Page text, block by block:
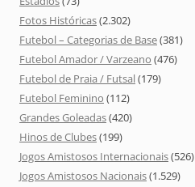
Fotos Históricas(2.302)
Futebol – Categorias de Base(381)
Futebol Amador / Varzeano (476)
Futebol de Praia / Futsal(179)
Futebol Feminino (112)
Grandes Goleadas(420)
Hinos de Clubes(199)
Jogos Amistosos Internacionais(526)
Jogos Amistosos Nacionais(1.529)